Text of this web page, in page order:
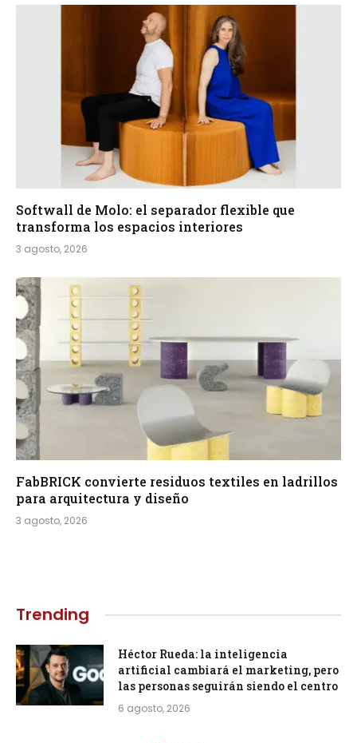
Softwall de Molo: el separador flexible que
transforma los espacios interiores
3 agosto, 2026
FabBRICK convierte residuos textiles en ladrillos
para arquitectura y diseño
3 agosto, 2026
Trending
Héctor Rueda: la inteligencia
artificial cambiará el marketing, pero
las personas seguirán siendo el centro
6 agosto, 2026